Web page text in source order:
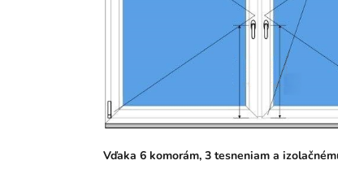
Vďaka 6 komorám, 3 tesneniam a